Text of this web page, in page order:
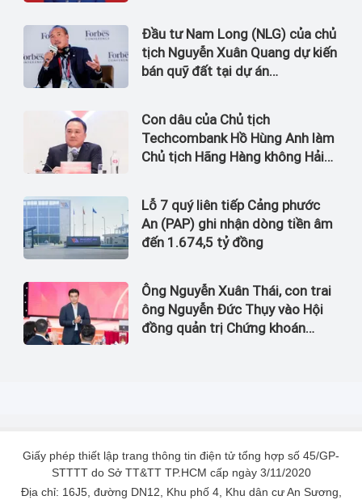
Đầu tư Nam Long (NLG) của chủ
tịch Nguyễn Xuân Quang dự kiến
bán quỹ đất tại dự án
Con dâu của Chủ tịch
Techcombank Hồ Hùng Anh làm
Chủ tịch Hãng Hàng không Hải
Lỗ 7 quý liên tiếp Cảng phước
An (PAP) ghi nhận dòng tiền âm
đến 1.674,5 tỷ đồng
Ông Nguyễn Xuân Thái, con trai
ông Nguyễn Đức Thụy vào Hội
đồng quản trị Chứng khoán
Giấy phép thiết lập trang thông tin điện tử tổng hợp số 45/GP-
STTTT do Sở TT&TT TP.HCM cấp ngày 3/11/2020
Địa chỉ: 16J5, đường DN12, Khu phố 4, Khu dân cư An Sương,